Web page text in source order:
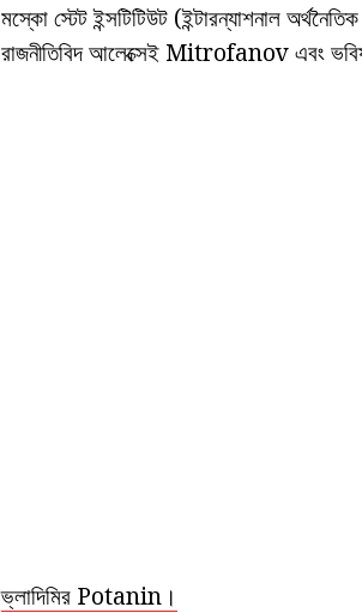
মস্কো স্টেট ইন্সটিটিউট (ইন্টারন্যাশনাল
রাজনীতিবিদ আলেক্সেই Mitrofanov এবং
ভ্লাদিমির Potanin।